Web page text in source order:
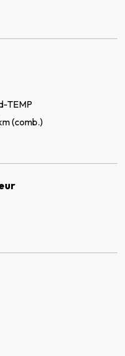
TEMP
(comb.)